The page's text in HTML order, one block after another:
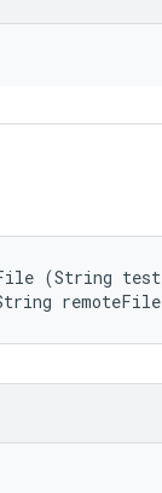
(String